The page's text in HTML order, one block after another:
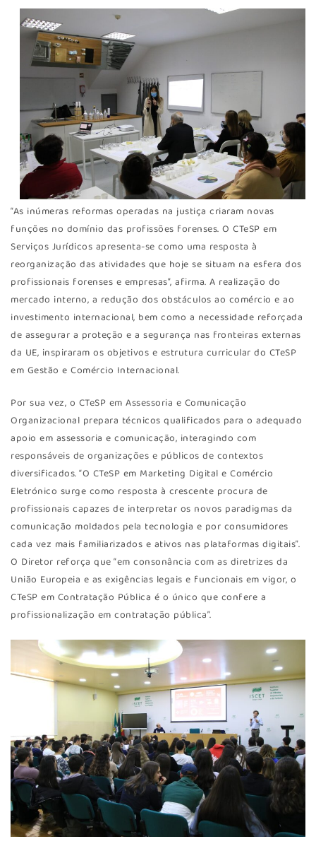
“As inúmeras reformas operadas na justiça criaram novas
funções no domínio das profissões forenses. O CTeSP em
Serviços Jurídicos apresenta-se como uma resposta à
reorganização das atividades que hoje se situam na esfera dos
profissionais forenses e empresas”, afirma. A realização do
mercado interno, a redução dos obstáculos ao comércio e ao
investimento internacional, bem como a necessidade reforçada
de assegurar a proteção e a segurança nas fronteiras externas
da UE, inspiraram os objetivos e estrutura curricular do CTeSP
em Gestão e Comércio Internacional.
Por sua vez, o CTeSP em Assessoria e Comunicação
Organizacional prepara técnicos qualificados para o adequado
apoio em assessoria e comunicação, interagindo com
responsáveis de organizações e públicos de contextos
diversificados. “O CTeSP em Marketing Digital e Comércio
Eletrónico surge como resposta à crescente procura de
profissionais capazes de interpretar os novos paradigmas da
comunicação moldados pela tecnologia e por consumidores
cada vez mais familiarizados e ativos nas plataformas digitais”.
O Diretor reforça que “em consonância com as diretrizes da
União Europeia e as exigências legais e funcionais em vigor, o
CTeSP em Contratação Pública é o único que confere a
profissionalização em contratação pública”.